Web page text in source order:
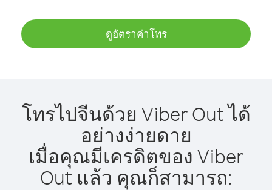
ดูอัตราค่าโทร
โทรไปจีนด้วย Viber Out ได้
อย่างง่ายดาย
เมื่อคุณมีเครดิตของ Viber
Out แล้ว คุณก็สามารถ: